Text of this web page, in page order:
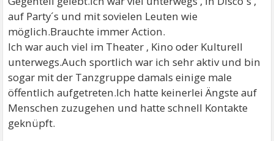
auf Party´s und mit sovielen Leuten wie
möglich.Brauchte immer Action.
Ich war auch viel im Theater , Kino oder Kulturell
unterwegs.Auch sportlich war ich sehr aktiv und bin
sogar mit der Tanzgruppe damals einige male
öffentlich aufgetreten.Ich hatte keinerlei Ängste auf
Menschen zuzugehen und hatte schnell Kontakte
geknüpft.